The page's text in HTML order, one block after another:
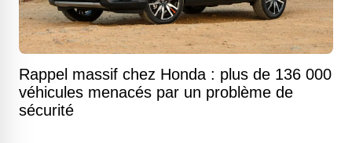
Rappel massif chez Honda : plus de 136 000
véhicules menacés par un problème de
sécurité